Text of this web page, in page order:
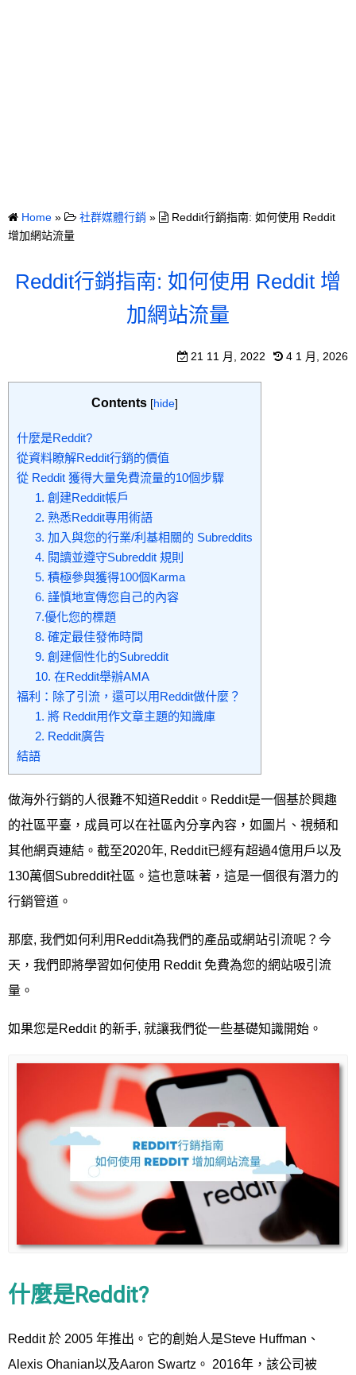
Home » 社群媒體行銷 »
Reddit行銷指南: 如何使用 Reddit
增加網站流量
Reddit行銷指南: 如何使用 Reddit 增
加網站流量
21 11 月, 2022 4 1 月, 2026
Contents [hide]
什麼是Reddit?
從資料瞭解Reddit行銷的價值
從 Reddit 獲得大量免費流量的10個步驟
1. 創建Reddit帳戶
2. 熟悉Reddit專用術語
3. 加入與您的行業/利基相關的 Subreddits
4. 閱讀並遵守Subreddit 規則
5. 積極參與獲得100個Karma
6. 謹慎地宣傳您自己的內容
7.優化您的標題
8. 確定最佳發佈時間
9. 創建個性化的Subreddit
10. 在Reddit舉辦AMA
福利：除了引流，還可以用Reddit做什麼？
1. 將 Reddit用作文章主題的知識庫
2. Reddit廣告
結語
做海外行銷的人很難不知道Reddit。Reddit是一個基於興趣
的社區平臺，成員可以在社區內分享內容，如圖片、視頻和
其他網頁連結。截至2020年, Reddit已經有超過4億用戶以及
130萬個Subreddit社區。這也意味著，這是一個很有潛力的
行銷管道。
那麼, 我們如何利用Reddit為我們的產品或網站引流呢？今
天，我們即將學習如何使用 Reddit 免費為您的網站吸引流
量。
如果您是Reddit 的新手, 就讓我們從一些基礎知識開始。
什麼是Reddit?
Reddit 於 2005 年推出。它的創始人是Steve Huffman、
Alexis Ohanian以及Aaron Swartz。 2016年，該公司被